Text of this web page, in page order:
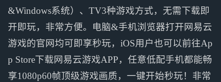
&Windows系统）、TV3种游戏方式，无需下载即
开即玩，非常方便。电脑&手机浏览器打开网易云
游戏的官网均可即享秒玩，iOS用户也可以前往Ap
p Store下载网易云游戏APP，任意低配手机都能畅
享1080p60帧顶级游戏画质，一键开始秒玩！非常